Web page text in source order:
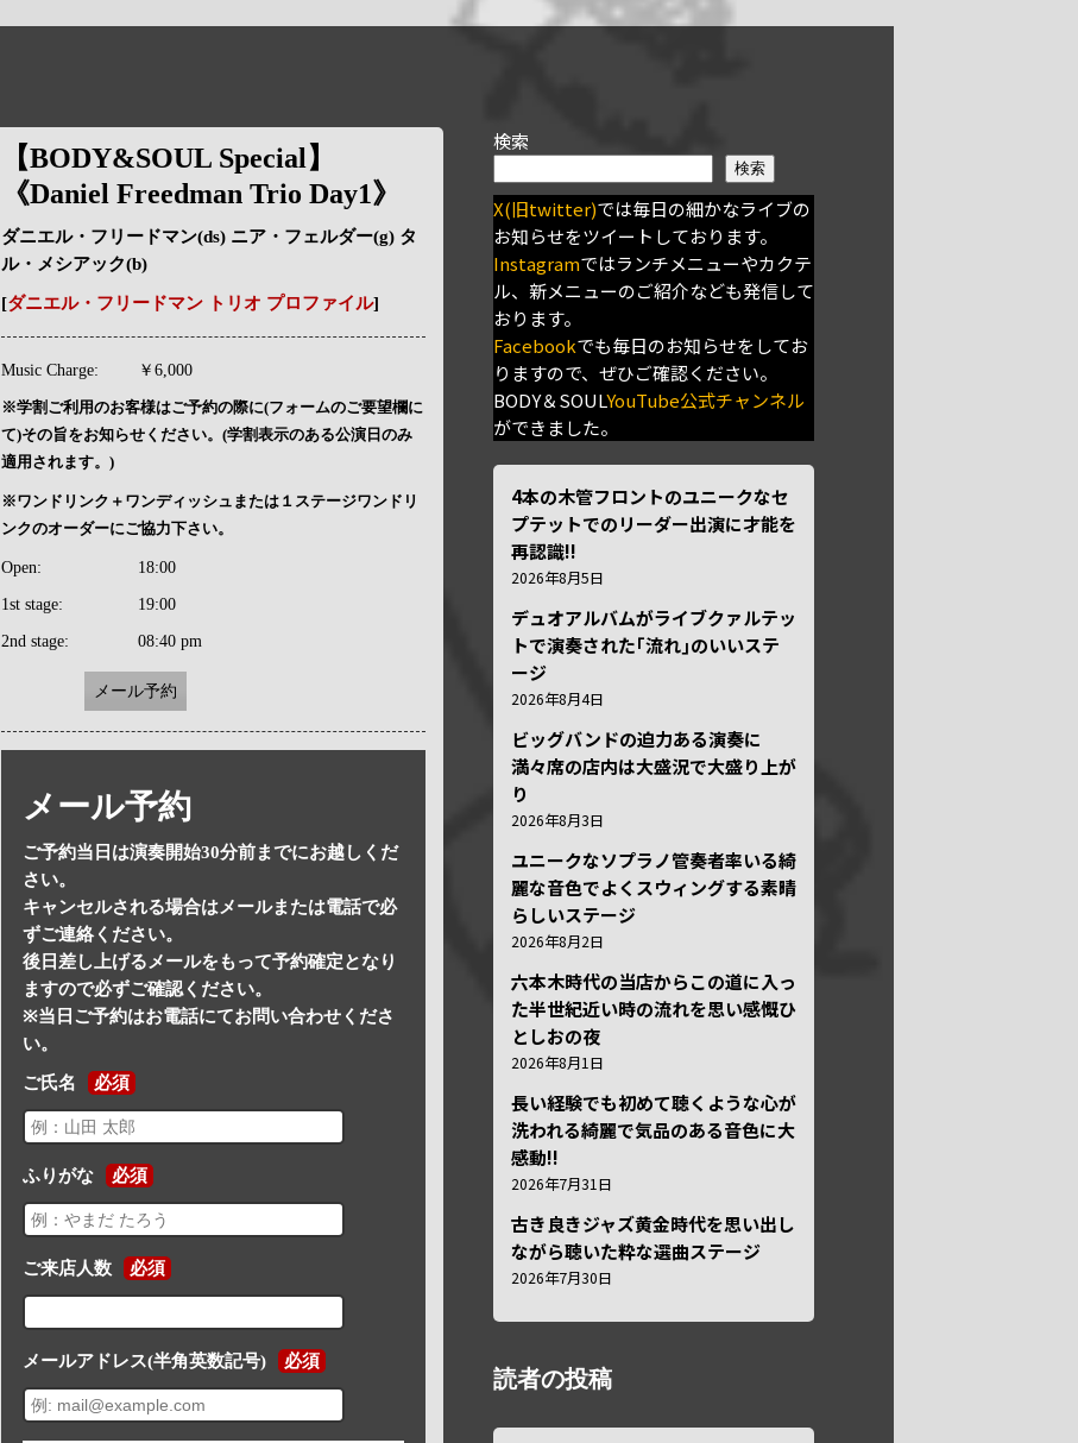
【BODY&SOUL Special】
《Daniel Freedman Trio Day1》
ダニエル・フリードマン(ds) ニア・フェルダー(g) タ
ル・メシアック(b)
[ダニエル・フリードマン トリオ プロファイル]
Music Charge: ￥6,000
※学割ご利用のお客様はご予約の際に(フォームのご要望欄に
て)その旨をお知らせください。(学割表示のある公演日のみ
適用されます。)
※ワンドリンク＋ワンディッシュまたは１ステージワンドリ
ンクのオーダーにご協力下さい。
Open: 18:00
1st stage: 19:00
2nd stage: 08:40 pm
メール予約
メール予約
ご予約当日は演奏開始30分前までにお越しくだ
さい。
キャンセルされる場合はメールまたは電話で必
ずご連絡ください。
後日差し上げるメールをもって予約確定となり
ますので必ずご確認ください。
※当日ご予約はお電話にてお問い合わせくださ
い。
ご氏名 必須
ふりがな 必須
ご来店人数 必須
メールアドレス(半角英数記号) 必須
検索
検索
X(旧twitter)では毎日の細かなライブの
お知らせをツイートしております。
Instagramではランチメニューやカクテ
ル、新メニューのご紹介なども発信して
おります。
Facebookでも毎日のお知らせをしてお
りますので、ぜひご確認ください。
BODY＆SOULYouTube公式チャンネル
ができました。
4本の木管フロントのユニークなセ
プテットでのリーダー出演に才能を
再認識!!
2026年8月5日
デュオアルバムがライブクァルテッ
トで演奏された｢流れ｣のいいステ
ージ
2026年8月4日
ビッグバンドの迫力ある演奏に
満々席の店内は大盛況で大盛り上が
り
2026年8月3日
ユニークなソプラノ管奏者率いる綺
麗な音色でよくスウィングする素晴
らしいステージ
2026年8月2日
六本木時代の当店からこの道に入っ
た半世紀近い時の流れを思い感慨ひ
としおの夜
2026年8月1日
長い経験でも初めて聴くような心が
洗われる綺麗で気品のある音色に大
感動!!
2026年7月31日
古き良きジャズ黄金時代を思い出し
ながら聴いた粋な選曲ステージ
2026年7月30日
読者の投稿